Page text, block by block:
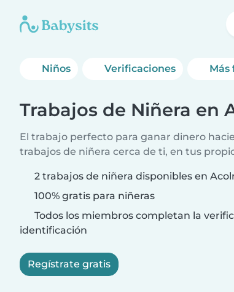
Niños Verificaciones Más
Trabajos de Niñera en
El trabajo perfecto para ganar dinero
trabajos de niñera cerca de ti, en tus
2 trabajos de niñera disponibles en
100% gratis para niñeras
Todos los miembros completan la
identificación
Regístrate gratis